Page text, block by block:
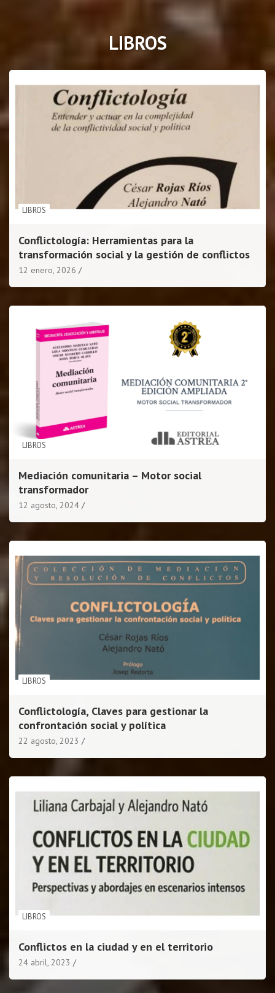
LIBROS
LIBROS
Conflictología: Herramientas para la
transformación social y la gestión de conflictos
12 enero, 2026
LIBROS
Mediación comunitaria – Motor social
transformador
12 agosto, 2024
LIBROS
Conflictología, Claves para gestionar la
confrontación social y política
22 agosto, 2023
LIBROS
Conflictos en la ciudad y en el territorio
24 abril, 2023